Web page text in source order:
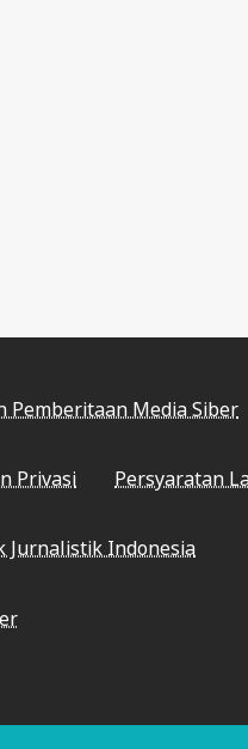
Pemberitaan Media Siber
Privasi Persyaratan
Jurnalistik Indonesia